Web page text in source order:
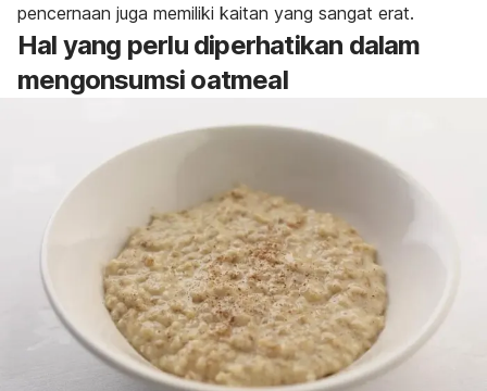
pencernaan juga memiliki kaitan yang sangat erat.
Hal yang perlu diperhatikan dalam
mengonsumsi oatmeal